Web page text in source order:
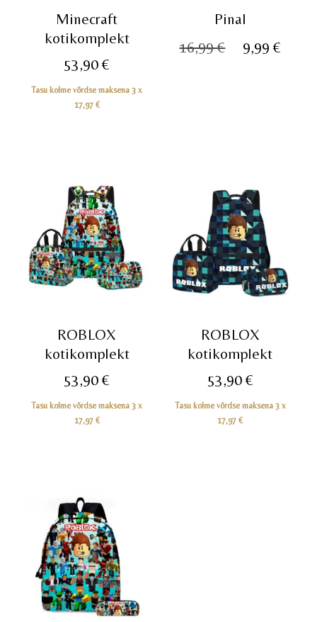
Minecraft
kotikomplekt
53,90€
Tasu kolme võrdse maksena 3 x
17,97 €
Pinal
16,99€
Algne
9,99€
ROBLOX
kotikomplekt
53,90€
Tasu kolme võrdse maksena 3 x
17,97 €
ROBLOX
kotikomplekt
53,90 €
Tasu kolme võrdse maksena 3 x
17,97€